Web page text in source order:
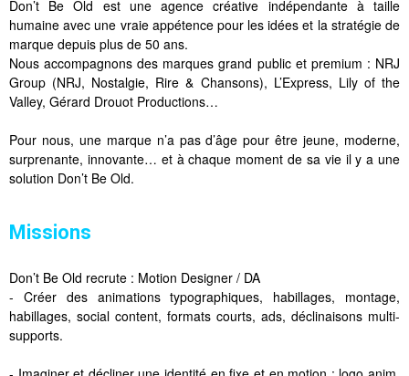
Don’t Be Old est une agence créative indépendante à taille
humaine avec une vraie appétence pour les idées et la stratégie de
marque depuis plus de 50 ans.
Nous accompagnons des marques grand public et premium : NRJ
Group (NRJ, Nostalgie, Rire & Chansons), L’Express, Lily of the
Valley, Gérard Drouot Productions…
Pour nous, une marque n’a pas d’âge pour être jeune, moderne,
surprenante, innovante… et à chaque moment de sa vie il y a une
solution Don’t Be Old.
Missions
Don’t Be Old recrute : Motion Designer / DA
- Créer des animations typographiques, habillages, montage,
habillages, social content, formats courts, ads, déclinaisons multi-
supports.